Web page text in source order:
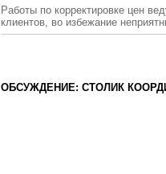
Работы по корректировке цен
клиентов, во избежание
ОБСУЖДЕНИЕ: СТОЛИК